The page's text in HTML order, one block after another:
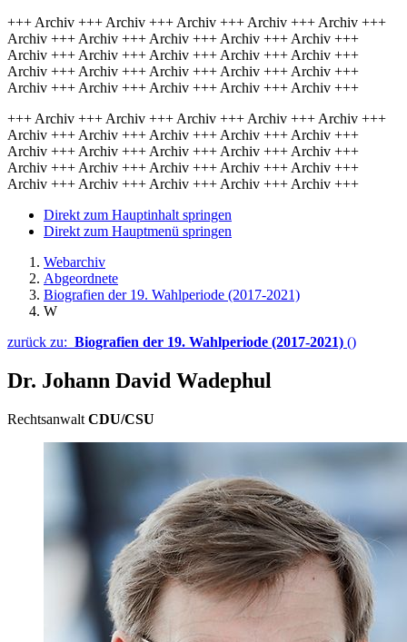
+++ Archiv +++ Archiv +++ Archiv +++ Archiv +++ Archiv +++
Archiv +++ Archiv +++ Archiv +++ Archiv +++ Archiv +++
Archiv +++ Archiv +++ Archiv +++ Archiv +++ Archiv +++
Archiv +++ Archiv +++ Archiv +++ Archiv +++ Archiv +++
Archiv +++ Archiv +++ Archiv +++ Archiv +++ Archiv +++
+++ Archiv +++ Archiv +++ Archiv +++ Archiv +++ Archiv +++
Archiv +++ Archiv +++ Archiv +++ Archiv +++ Archiv +++
Archiv +++ Archiv +++ Archiv +++ Archiv +++ Archiv +++
Archiv +++ Archiv +++ Archiv +++ Archiv +++ Archiv +++
Archiv +++ Archiv +++ Archiv +++ Archiv +++ Archiv +++
Direkt zum Hauptinhalt springen
Direkt zum Hauptmenü springen
Webarchiv
Abgeordnete
Biografien der 19. Wahlperiode (2017-2021)
W
zurück zu: Biografien der 19. Wahlperiode (2017-2021) ()
Dr. Johann David Wadephul
Rechtsanwalt CDU/CSU